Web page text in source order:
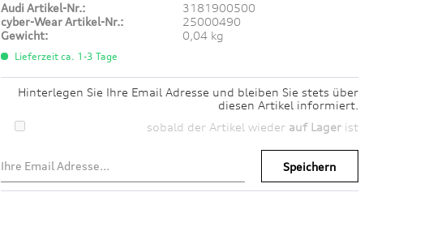
Audi Artikel-Nr.:
3181900500
cyber-Wear Artikel-Nr.:
25000490
Gewicht:
0,04 kg
Lieferzeit ca. 1-3 Tage
Hinterlegen Sie Ihre Email Adresse und bleiben Sie stets über
diesen Artikel informiert.
sobald der Artikel wieder auf Lagerist
Speichern